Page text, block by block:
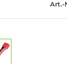
Art.-